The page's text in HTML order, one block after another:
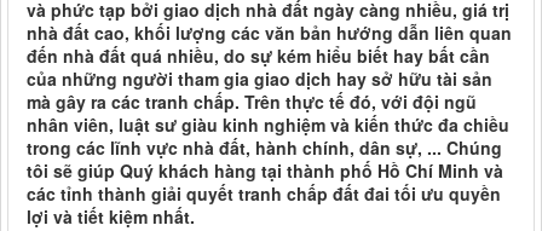
và phức tạp bởi giao dịch nhà đất ngày càng nhiều, giá trị
nhà đất cao, khối lượng các văn bản hướng dẫn liên quan
đến nhà đất quá nhiều, do sự kém hiểu biết hay bất cần
của những người tham gia giao dịch hay sở hữu tài sản
mà gây ra các tranh chấp. Trên thực tế đó, với đội ngũ
nhân viên, luật sư giàu kinh nghiệm và kiến thức đa chiều
trong các lĩnh vực nhà đất, hành chính, dân sự, ... Chúng
tôi sẽ giúp Quý khách hàng tại thành phố Hồ Chí Minh và
các tỉnh thành giải quyết tranh chấp đất đai tối ưu quyền
lợi và tiết kiệm nhất.